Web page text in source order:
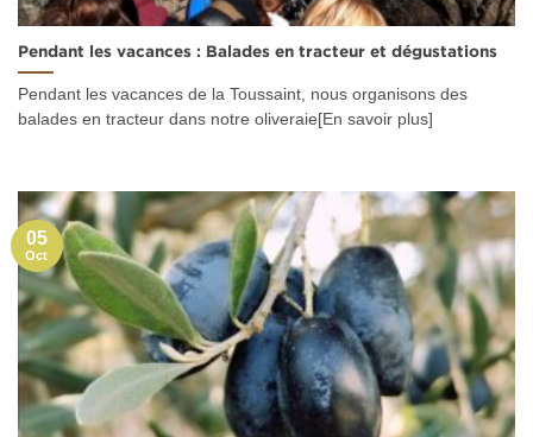
Pendant les vacances : Balades en tracteur et dégustations
Pendant les vacances de la Toussaint, nous organisons des
balades en tracteur dans notre oliveraie[En savoir plus]
05
Oct